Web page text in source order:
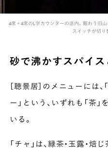
4席＋4席のL字カウンターの店内。賑わう旧
スイッチが切り
砂で沸かすスパイス
［聴景居］のメニューには、
ー」という、いずれも「茶
いる。
「チャ」は、緑茶・玉露・焙